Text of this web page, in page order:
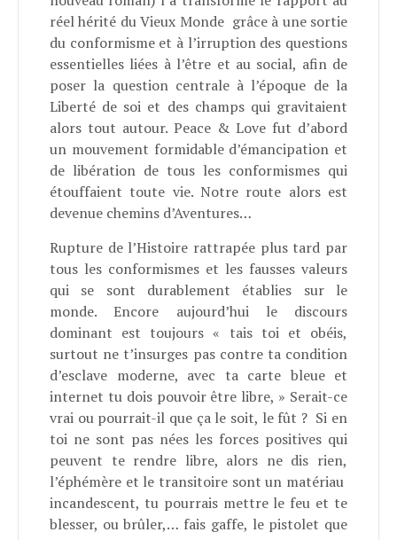
réel hérité du Vieux Monde grâce à une sortie
du conformisme et à l’irruption des questions
essentielles liées à l’être et au social, afin de
poser la question centrale à l’époque de la
Liberté de soi et des champs qui gravitaient
alors tout autour. Peace & Love fut d’abord
un mouvement formidable d’émancipation et
de libération de tous les conformismes qui
étouffaient toute vie. Notre route alors est
devenue chemins d’Aventures…
Rupture de l’Histoire rattrapée plus tard par
tous les conformismes et les fausses valeurs
qui se sont durablement établies sur le
monde. Encore aujourd’hui le discours
dominant est toujours « tais toi et obéis,
surtout ne t’insurges pas contre ta condition
d’esclave moderne, avec ta carte bleue et
internet tu dois pouvoir être libre, » Serait-ce
vrai ou pourrait-il que ça le soit, le fût ? Si en
toi ne sont pas nées les forces positives qui
peuvent te rendre libre, alors ne dis rien,
l’éphémère et le transitoire sont un matériau
incandescent, tu pourrais mettre le feu et te
blesser, ou brûler,… fais gaffe, le pistolet que